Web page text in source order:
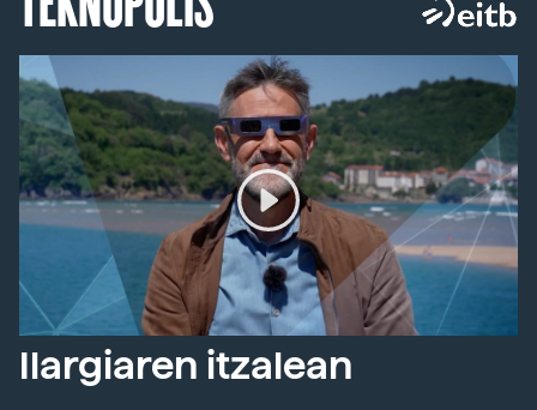
Ilargiaren itzalean